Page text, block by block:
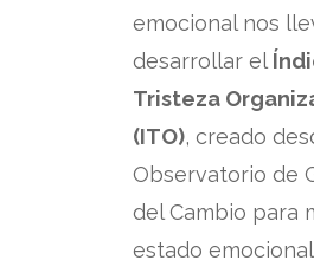
emocional nos
desarrollar el
Tristeza
(ITO), creado
Observatorio de
del Cambio para
estado emocional